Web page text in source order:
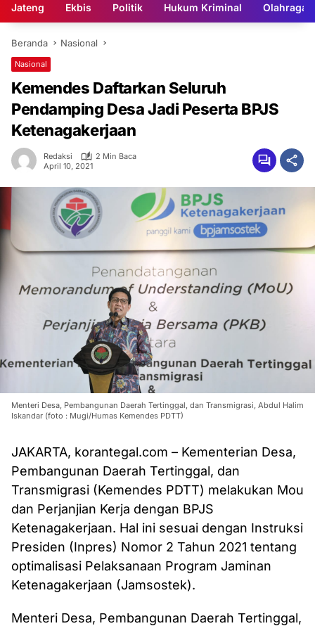
Jateng Ekbis Politik Hukum Kriminal Olahraga
Beranda Nasional
Nasional
Kemendes Daftarkan Seluruh
Pendamping Desa Jadi Peserta BPJS
Ketenagakerjaan
Redaksi
2 Min Baca
April 10, 2021
Menteri Desa, Pembangunan Daerah Tertinggal, dan Transmigrasi, Abdul Halim
Iskandar (foto : Mugi/Humas Kemendes PDTT)
JAKARTA, korantegal.com – Kementerian Desa,
Pembangunan Daerah Tertinggal, dan
Transmigrasi (Kemendes PDTT) melakukan Mou
dan Perjanjian Kerja dengan BPJS
Ketenagakerjaan. Hal ini sesuai dengan Instruksi
Presiden (Inpres) Nomor 2 Tahun 2021 tentang
optimalisasi Pelaksanaan Program Jaminan
Ketenagakerjaan (Jamsostek).
Menteri Desa, Pembangunan Daerah Tertinggal,